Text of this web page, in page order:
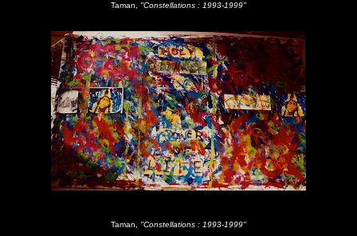
Taman, "Constellations : 1993-1999"
Taman, "Constellations : 1993-1999"